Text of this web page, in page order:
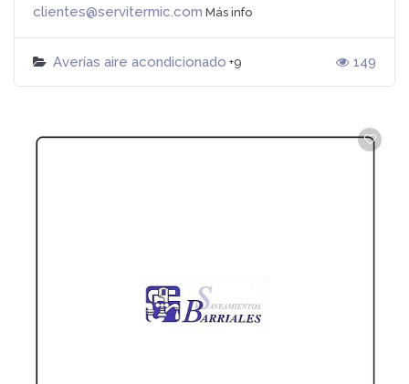
clientes@servitermic.com Más info
Averías aire acondicionado +9 149